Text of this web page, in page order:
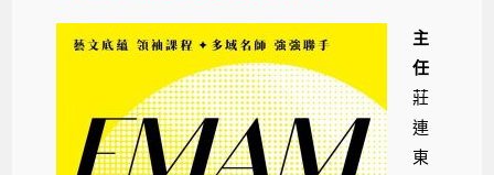
主
任
莊
連
東